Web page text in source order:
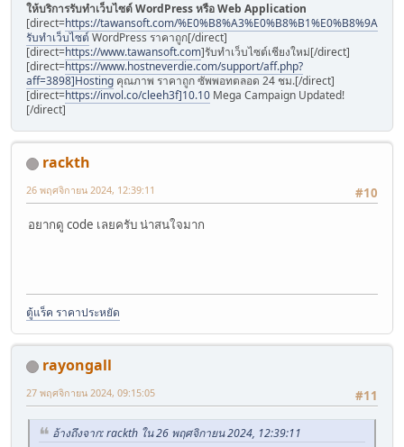
ให้บริการรับทำเว็บไซต์ WordPress หรือ Web Application
[direct=https://tawansoft.com/
รับทำเว็บไซต์WordPress ราคาถูก[/direct]
[direct=https://www.tawansoft.com]รับทำเว็บไซต์เชียงใหม่[/direct]
[direct=https://www.hostneverdie.com/support/aff.php?
aff=3898]Hosting คุณภาพ ราคาถูก ซัพพอทตลอด 24 ชม.[/direct]
[direct=https://invol.co/cleeh3f]10.10 Mega Campaign Updated!
[/direct]
rackth
#10
26 พฤศจิกายน 2024, 12:39:11
อยากดู code เลยครับ น่าสนใจมาก
ตู้แร็ค ราคาประหยัด
rayongall
#11
27 พฤศจิกายน 2024, 09:15:05
อ้างถึงจาก: rackth ใน 26 พฤศจิกายน 2024, 12:39:11